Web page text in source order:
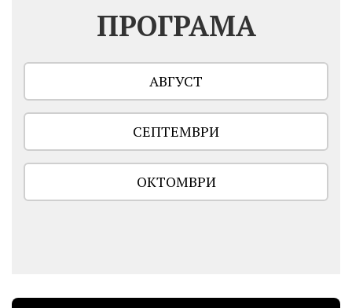
ПРОГРАМА
АВГУСТ
СЕПТЕМВРИ
ОКТОМВРИ